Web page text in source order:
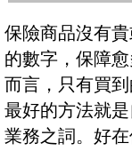
保險商品沒有
的數字，保障
而言，只有買
最好的方法就
業務之詞。好